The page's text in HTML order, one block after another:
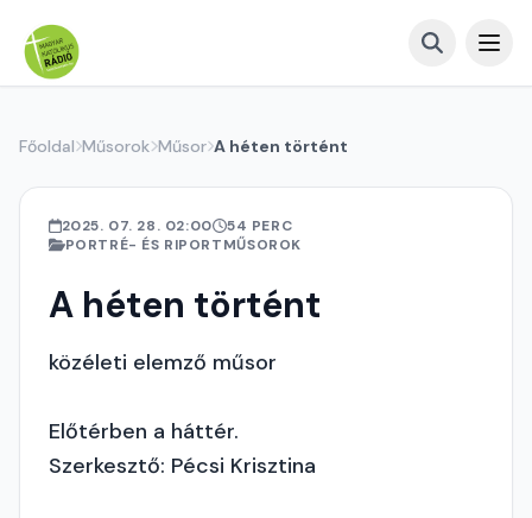
Főoldal Műsorok Műsor A héten történt
2025. 07. 28. 02:00
54 PERC
PORTRÉ- ÉS RIPORTMŰSOROK
A héten történt
közéleti elemző műsor
Előtérben a háttér.
Szerkesztő: Pécsi Krisztina